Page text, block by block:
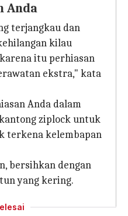
Anda
terjangkau dan
kilau
itu perhiasan
ekstra," kata
Anda dalam
ziplock untuk
terkena kelembapan
bersihkan dengan
yang kering.